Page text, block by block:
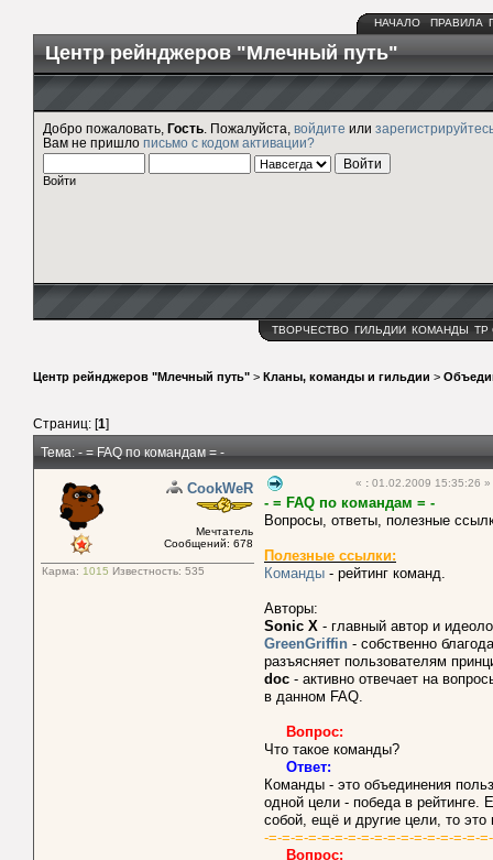
НАЧАЛО ПРАВИЛА
Центр рейнджеров "Млечный путь"
Добро пожаловать, Гость . Пожалуйста, войдите или
Вам не пришло письмо с кодом активации?
Войти
ТВОРЧЕСТВО ГИЛЬДИИ КОМАНДЫ ТР
Центр рейнджеров "Млечный путь" > Кланы, команды и гильдии >
Страниц: [1]
Тема: - = FAQ по командам = -
CookWeR
Мечтатель
Сообщений: 678
Карма: 1015 Известность: 535
« : 01.02.2009 15:35:26 »
- = FAQ по командам = -
Вопросы, ответы, полезные
Полезные ссылки:
Команды - рейтинг команд.
Авторы:
Sonic X - главный автор и
GreenGriffin - собственно
разъясняет пользователям
dоc - активно отвечает на
в данном FAQ.
Вопрос:
Что такое команды?
Ответ:
Команды - это объединения
одной цели - победа в рейтинге.
собой, ещё и другие цели, то это
-=-=-=-=-=-=-=-=-=-=-=-=-=-=-=-=-
Вопрос: